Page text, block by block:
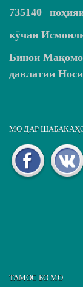
735140
кӯчаи
Бинои
давлатии
МО ДАР
ТАМОС БО МО